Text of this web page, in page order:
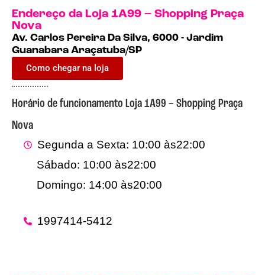
Endereço da Loja 1A99 – Shopping Praça
Nova
Av. Carlos Pereira Da Silva, 6000 - Jardim
Guanabara Araçatuba/SP
Como chegar na loja
Horário de funcionamento Loja 1A99 – Shopping Praça
Nova
Segunda a Sexta: 10:00 às22:00
Sábado: 10:00 às22:00
Domingo: 14:00 às20:00
1997414-5412